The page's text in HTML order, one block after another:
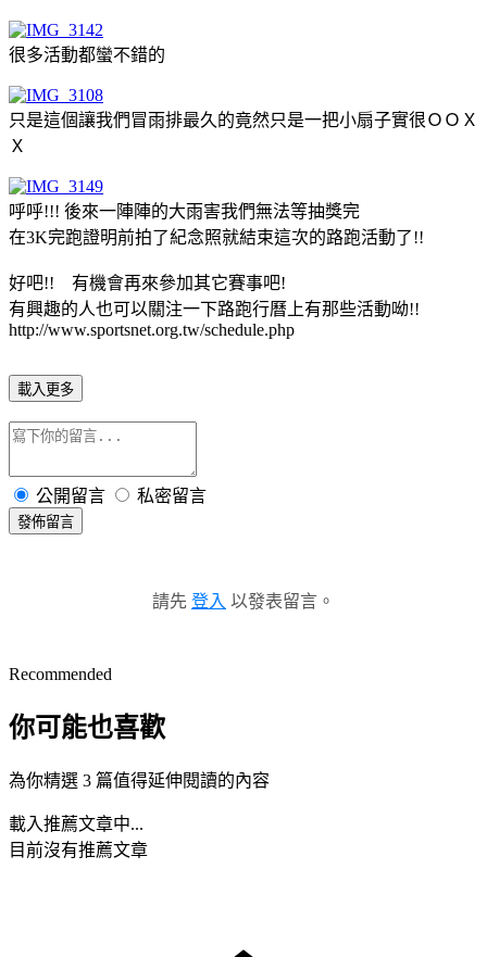
很多活動都蠻不錯的
只是這個讓我們冒雨排最久的竟然只是一把小扇子實很ＯＯＸ
Ｘ
呼呼!!! 後來一陣陣的大雨害我們無法等抽獎完
在3K完跑證明前拍了紀念照就結束這次的路跑活動了!!
好吧!! 有機會再來參加其它賽事吧!
有興趣的人也可以關注一下路跑行曆上有那些活動呦!!
http://www.sportsnet.org.tw/schedule.php
載入更多
公開留言 私密留言
發佈留言
請先 登入 以發表留言。
Recommended
你可能也喜歡
為你精選 3 篇值得延伸閱讀的內容
載入推薦文章中...
目前沒有推薦文章